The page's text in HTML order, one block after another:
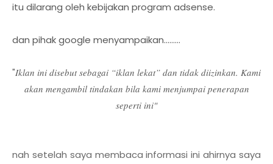
itu dilarang oleh kebijakan program adsense.
dan pihak google menyampaikan.........
"Iklan ini disebut sebagai “iklan lekat” dan tidak diizinkan. Kami
akan mengambil tindakan bila kami menjumpai penerapan
seperti ini"
nah setelah saya membaca informasi ini ahirnya saya